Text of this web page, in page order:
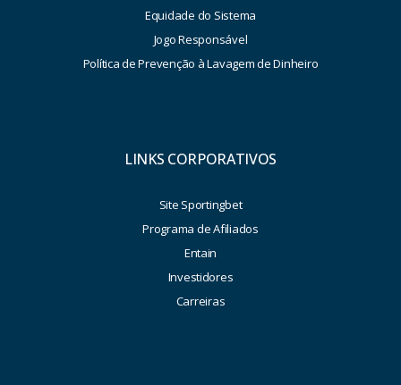
Equidade do Sistema
Jogo Responsável
Política de Prevenção à Lavagem de Dinheiro
LINKS CORPORATIVOS
Site Sportingbet
Programa de Afiliados
Entain
Investidores
Carreiras